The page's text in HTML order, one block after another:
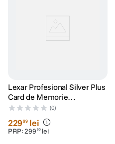
Lexar Profesional Silver Plus
Card de Memorie
microSDXC 128GB UHS-I
(0)
22999 lei
PRP:299 90 lei